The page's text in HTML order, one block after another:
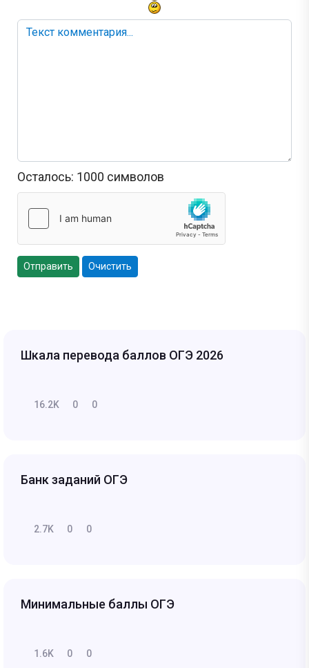
Осталось: 1000 символов
Отправить Очистить
Шкала перевода баллов ОГЭ 2026
16.2K 0 0
Банк заданий ОГЭ
2.7K 0 0
Минимальные баллы ОГЭ
1.6K 0 0